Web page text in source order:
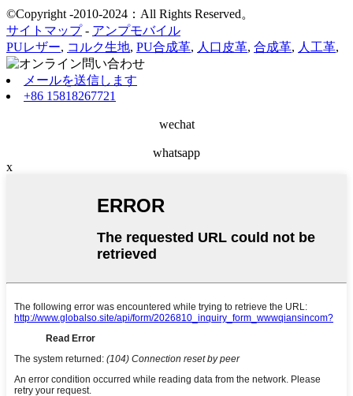
©Copyright -2010-2024：All Rights Reserved。
サイトマップ- アンプモバイル
PUレザー, コルク生地, PU合成革, 人口皮革, 合成革, 人工革,
メールを送信します
+86 15818267721
wechat
whatsapp
x